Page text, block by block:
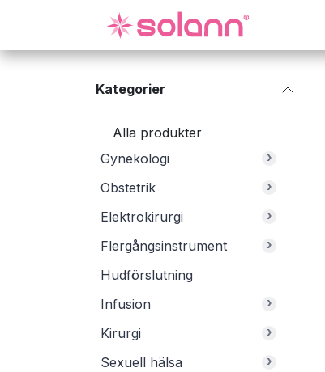
Kategorier
Alla produkter
Gynekologi
›
Obstetrik ›
Elektrokirurgi ›
Flergångsinstrument ›
Hudförslutning
Infusion
›
Kirurgi ›
Sexuell hälsa ›